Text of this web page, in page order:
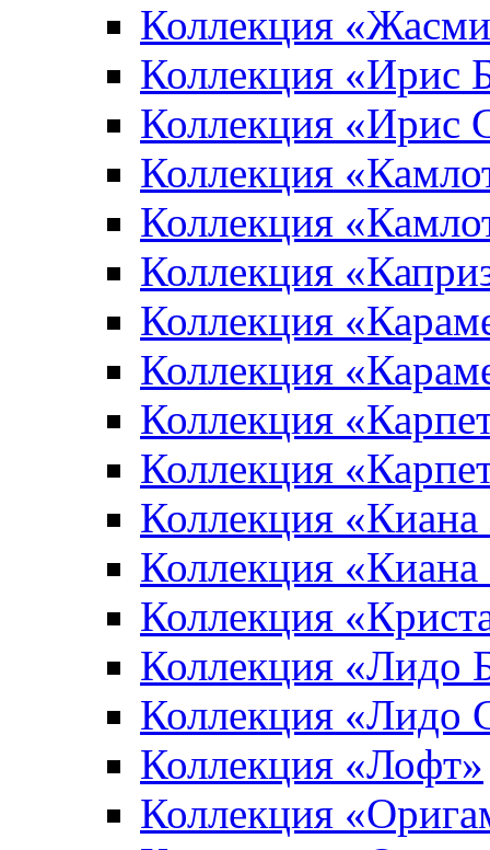
Коллекция
Коллекция «Ирис
Коллекция «Ирис
Коллекция
Коллекция
Коллекция
Коллекция
Коллекция
Коллекция
Коллекция
Коллекция
Коллекция
Коллекция
Коллекция «Лидо
Коллекция «Лидо
Коллекция «Лофт»
Коллекция